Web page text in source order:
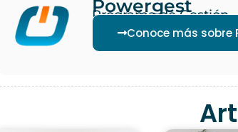
Powergest
Programa de Gestión
Conoce más sobre